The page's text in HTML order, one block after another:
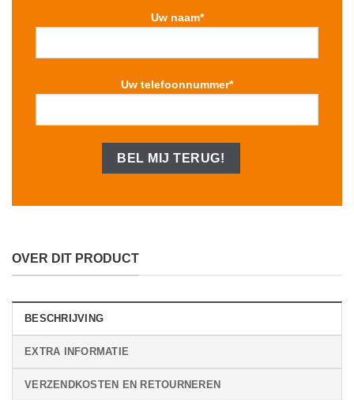
Uw naam*
Uw telefoonnummer*
OVER DIT PRODUCT
BESCHRIJVING
EXTRA INFORMATIE
VERZENDKOSTEN EN RETOURNEREN